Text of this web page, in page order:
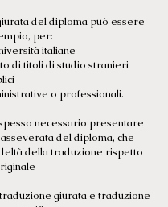
del diploma può essere
per:
italiane
di titoli di studio stranieri
o professionali.
necessario presentare
del diploma, che
della traduzione rispetto
giurata e traduzione